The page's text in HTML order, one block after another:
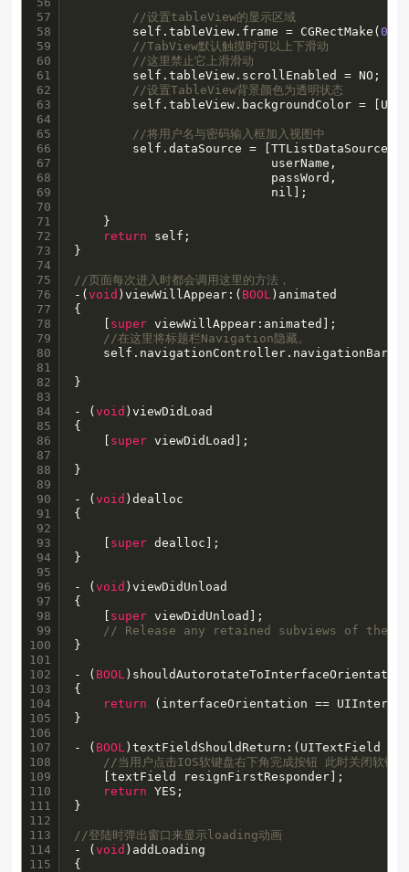
57
58
59
60
61
62
63
64
65
66
67
68
69
70
71
72
73
74
75
76
77
78
79
80
81
82
83
84
85
86
87
88
89
90
91
92
93
94
95
96
97
98
99
100
101
102
103
104
105
106
107
108
109
110
111
112
113
114
115
//设置tableView的显示区域
        self.tableView.frame = CGRectMake(
0
//TabView默认触摸时可以上下滑动
//这里禁止它上滑滑动
        self.tableView.scrollEnabled = NO;
//设置TableView背景颜色为透明状态
self.tableView.backgroundColor =
//将用户名与密码输入框加入视图中
self.dataSource = [TTListDataSource
                           userName,
                           passWord,
                           nil];
    }
return self;
}
//页面每次进入时都会调用这里的方法，
-(void )viewWillAppear:( BOOL )animated
{
    [
super viewWillAppear:animated];
//在这里将标题栏Navigation隐藏。
}
- (void )viewDidLoad
{
    [
super viewDidLoad];
}
- (void )dealloc
{
    [
super dealloc];
}
- (void )viewDidUnload
{
    [
super viewDidUnload];
// Release any retained subviews of the
}
- ( BOOL
{
return (interfaceOrientation ==
}
- ( BOOL )textFieldShouldReturn:(UITextField
//当用户点击IOS软键盘右下角完成按钮 此时关闭软键盘
    [textField resignFirstResponder];
return YES;
}
//登陆时弹出窗口来显示loading动画
- (void )addLoading
{